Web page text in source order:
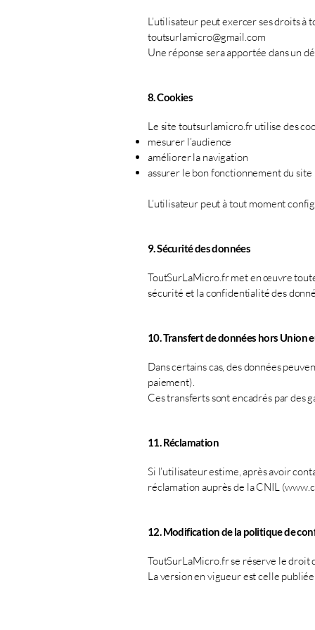
L’utilisateur peut exercer ses droits à
toutsurlamicro@gmail.com
Une réponse sera apportée dans un
8. Cookies
Le site toutsurlamicro.fr utilise des
mesurer l’audience
améliorer la navigation
assurer le bon fonctionnement du site
L’utilisateur peut à tout moment
9. Sécurité des données
ToutSurLaMicro.fr met en œuvre
sécurité et la confidentialité des
10. Transfert de données hors Union
Dans certains cas, des données
paiement).
Ces transferts sont encadrés par des
11. Réclamation
Si l’utilisateur estime, après avoir
réclamation auprès de la CNIL (
12. Modification de la politique de
ToutSurLaMicro.fr se réserve le
La version en vigueur est celle